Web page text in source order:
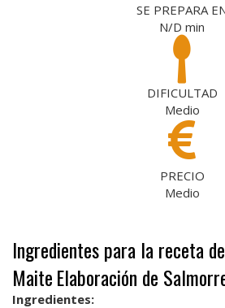
SE PREPARA
N/D min
DIFICULTAD
Medio
PRECIO
Medio
Ingredientes para la receta
MaiteElaboración de
Ingredientes: